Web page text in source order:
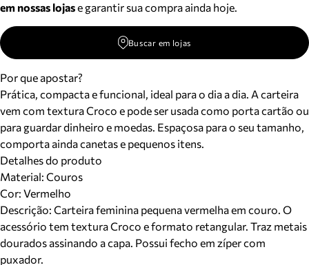
em nossas lojase garantir sua compra ainda hoje.
Buscar em lojas
Por que apostar?
Prática, compacta e funcional, ideal para o dia a dia. A carteira
vem com textura Croco e pode ser usada como porta cartão ou
para guardar dinheiro e moedas. Espaçosa para o seu tamanho,
comporta ainda canetas e pequenos itens.
Detalhes do produto
Material: Couros
Cor: Vermelho
Descrição: Carteira feminina pequena vermelha em couro. O
acessório tem textura Croco e formato retangular. Traz metais
dourados assinando a capa. Possui fecho em zíper com
puxador.